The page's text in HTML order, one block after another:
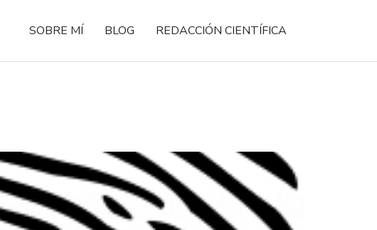
SOBRE MÍ BLOG REDACCIÓN CIENTÍFICA